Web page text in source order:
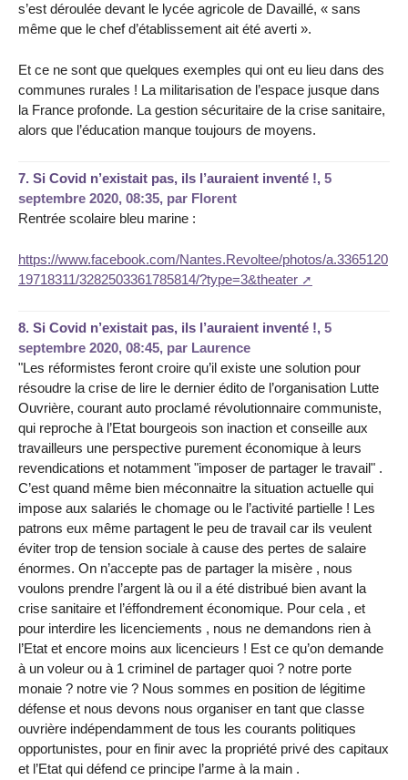
s’est déroulée devant le lycée agricole de Davaillé, « sans
même que le chef d’établissement ait été averti ».
Et ce ne sont que quelques exemples qui ont eu lieu dans des
communes rurales ! La militarisation de l’espace jusque dans
la France profonde. La gestion sécuritaire de la crise sanitaire,
alors que l’éducation manque toujours de moyens.
7. Si Covid n’existait pas, ils l’auraient inventé !, 5
septembre 2020, 08:35, par Florent
Rentrée scolaire bleu marine :
https://www.facebook.com/Nantes.Revoltee/photos/a.3365120
19718311/3282503361785814/?type=3&theater
8. Si Covid n’existait pas, ils l’auraient inventé !, 5
septembre 2020, 08:45, par Laurence
"Les réformistes feront croire qu’il existe une solution pour
résoudre la crise de lire le dernier édito de l’organisation Lutte
Ouvrière, courant auto proclamé révolutionnaire communiste,
qui reproche à l’Etat bourgeois son inaction et conseille aux
travailleurs une perspective purement économique à leurs
revendications et notamment "imposer de partager le travail" .
C’est quand même bien méconnaitre la situation actuelle qui
impose aux salariés le chomage ou le l’activité partielle ! Les
patrons eux même partagent le peu de travail car ils veulent
éviter trop de tension sociale à cause des pertes de salaire
énormes. On n’accepte pas de partager la misère , nous
voulons prendre l’argent là ou il a été distribué bien avant la
crise sanitaire et l’éffondrement économique. Pour cela , et
pour interdire les licenciements , nous ne demandons rien à
l’Etat et encore moins aux licencieurs ! Est ce qu’on demande
à un voleur ou à 1 criminel de partager quoi ? notre porte
monaie ? notre vie ? Nous sommes en position de légitime
défense et nous devons nous organiser en tant que classe
ouvrière indépendamment de tous les courants politiques
opportunistes, pour en finir avec la propriété privé des capitaux
et l’Etat qui défend ce principe l’arme à la main .